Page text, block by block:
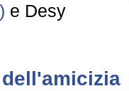
e Desy